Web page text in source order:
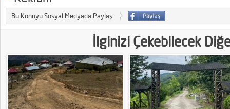
Bu Konuyu Sosyal Medyada Paylaş
İlginizi Çekebilecek